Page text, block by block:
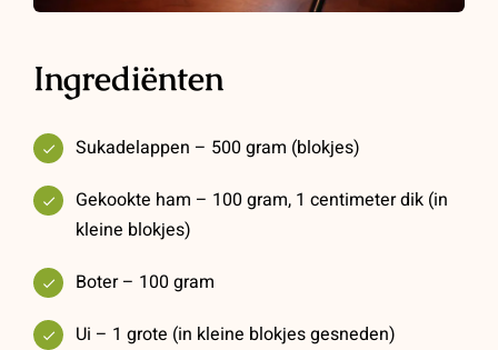
Ingrediënten
Sukadelappen – 500 gram (blokjes)
Gekookte ham – 100 gram, 1 centimeter dik (in
kleine blokjes)
Boter – 100 gram
Ui – 1 grote (in kleine blokjes gesneden)